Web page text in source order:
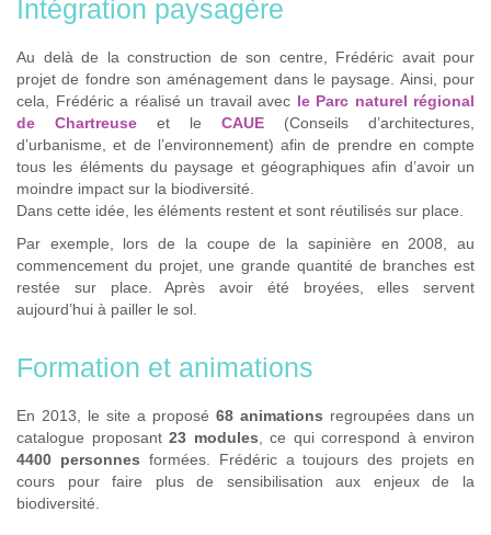
Intégration paysagère
Au delà de la construction de son centre, Frédéric avait pour
projet de fondre son aménagement dans le paysage. Ainsi, pour
cela, Frédéric a réalisé un travail avec le Parc naturel régional
de Chartreuse et le CAUE (Conseils d’architectures,
d’urbanisme, et de l’environnement) afin de prendre en compte
tous les éléments du paysage et géographiques afin d’avoir un
moindre impact sur la biodiversité.
Dans cette idée, les éléments restent et sont réutilisés sur place.
Par exemple, lors de la coupe de la sapinière en 2008, au
commencement du projet, une grande quantité de branches est
restée sur place. Après avoir été broyées, elles servent
aujourd’hui à pailler le sol.
Formation et animations
En 2013, le site a proposé 68 animations regroupées dans un
catalogue proposant 23 modules , ce qui correspond à environ
4400 personnes formées. Frédéric a toujours des projets en
cours pour faire plus de sensibilisation aux enjeux de la
biodiversité.